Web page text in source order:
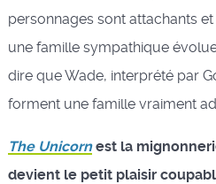
personnages sont attachants
une famille sympathique
dire que Wade, interprété par
forment une famille vraiment
The Unicorn est la
devient le petit plaisir